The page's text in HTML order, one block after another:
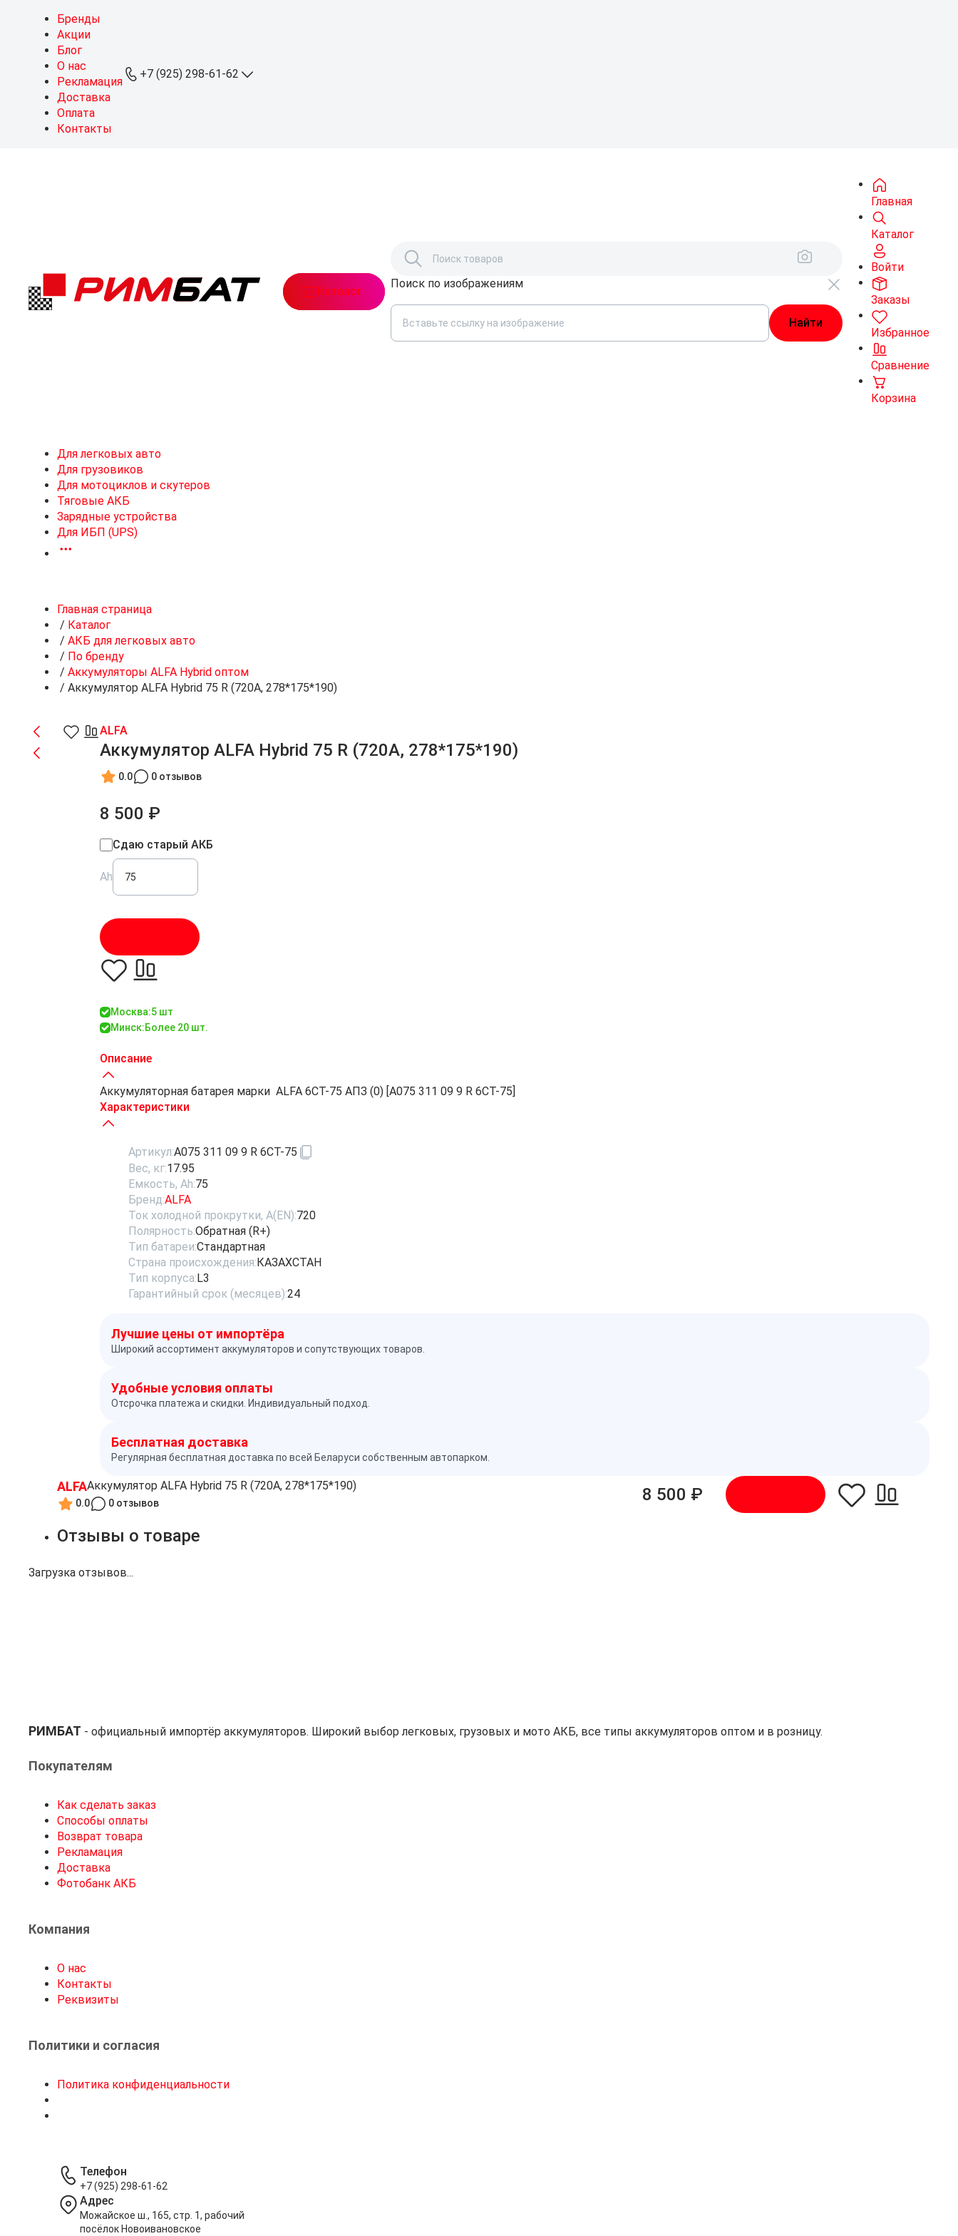
Бренды
Акции
Блог
О нас
Рекламация
Доставка
Оплата
Контакты
+7 (925) 298-61-62
Можайское ш., 165, стр. 1,Каталог
Поиск по изображениям
Главная
Каталог
Войти
Заказы
Избранное
Сравнение
Корзина
Для легковых авто
Для грузовиков
Для мотоциклов и скутеров
Тяговые АКБ
Зарядные устройства
Для ИБП (UPS)
Главная страница
/ Каталог
/ АКБ для легковых авто
/ По бренду
/ Аккумуляторы ALFA Hybrid оптом
/ Аккумулятор ALFA Hybrid 75 R (720A, 278*175*190)
ALFA
Аккумулятор ALFA Hybrid 75 R (720A, 278*175*190)
0.0 0 отзывов
8 500 ₽
Сдаю старый АКБ
Ah
Москва:5 шт
Минск:Более 20 шт.
Описание
Аккумуляторная батарея марки ALFA 6СТ-75 АПЗ (0) [A075 311 09 9 R 6CT-75]
Характеристики
Артикул:A075 311 09 9 R 6CT-75
Вес, кг:17.95
Емкость, Ah:75
Бренд:ALFA
Ток холодной прокрутки, A(EN):720
Полярность:Обратная (R+)
Тип батареи:Стандартная
Страна происхождения:КАЗАХСТАН
Тип корпуса:L3
Гарантийный срок (месяцев):24
Лучшие цены от импортёра
Широкий ассортимент аккумуляторов и сопутствующих товаров.
Удобные условия оплаты
Отсрочка платежа и скидки. Индивидуальный подход.
Бесплатная доставка
Регулярная бесплатная доставка по всей Беларуси собственным автопарком.
ALFAАккумулятор ALFA Hybrid 75 R (720A, 278*175*190)
0.0 0 отзывов 8 500 ₽
Отзывы о товаре
Загрузка отзывов...
РИМБАТ - официальный импортёр аккумуляторов. Широкий выбор легковых, грузовых и мото АКБ, все типы аккумуляторов оптом и в розницу.
Покупателям
Как сделать заказ
Способы оплаты
Возврат товара
Рекламация
Доставка
Фотобанк АКБ
Компания
О нас
Контакты
Реквизиты
Политики и согласия
Политика конфиденциальности
Телефон
+7 (925) 298-61-62
Адрес
Можайское ш., 165, стр. 1, рабочий
посёлок Новоивановское